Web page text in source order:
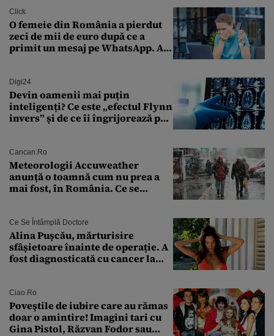
Click
O femeie din România a pierdut
zeci de mii de euro după ce a
primit un mesaj pe WhatsApp. A
Digi24
Devin oamenii mai puțin
inteligenți? Ce este „efectul Flynn
invers” și de ce îi îngrijorează pe
Cancan.ro
Meteorologii Accuweather
anunță o toamnă cum nu prea a
mai fost, în România. Ce se
București. Pe ce dată ninge
Ce Se Întâmplă Doctore
Alina Pușcău, mărturisire
sfâșietoare înainte de operație. A
fost diagnosticată cu cancer la
îmi salvez viața”
Ciao.ro
Poveştile de iubire care au rămas
doar o amintire! Imagini tari cu
Gina Pistol, Răzvan Fodor sau